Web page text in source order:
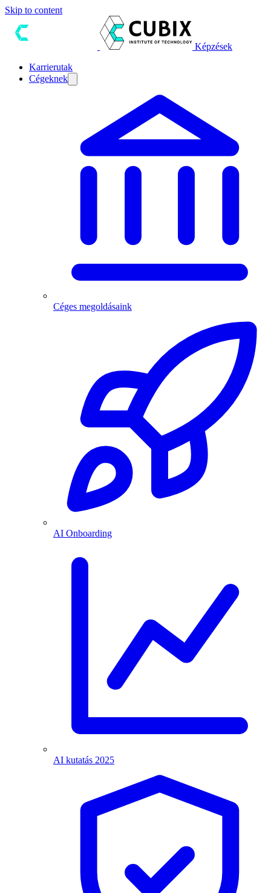
Skip to content
Képzések
Karrierutak
Cégeknek
Céges megoldásaink
AI Onboarding
AI kutatás 2025